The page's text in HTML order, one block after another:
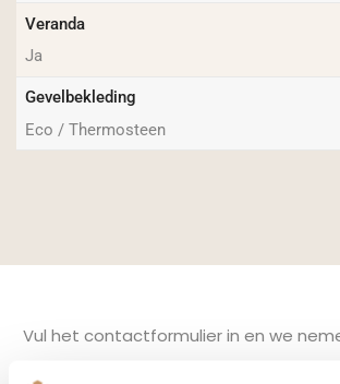
Veranda
Ja
Gevelbekleding
Eco / Thermosteen
Vul het contactformulier in en we